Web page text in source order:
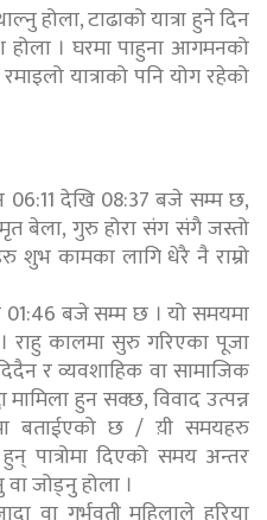
होला, टाढाको यात्रा हुने दिन
। घरमा पाहुना आगमनको
यात्राको पनि योग रहेको
06:11 देखि 08:37 बजे सम्म छ,
बेला, गुरु होरा संग संगै जस्तो
शुभ कामका लागि धेरै नै राम्रो
01:46 बजे सम्म छ । यो समयमा
राहु कालमा सुरु गरिएका पूजा
र व्यवशाहिक वा सामाजिक
हुन सक्छ, विवाद उत्पन्न
बताईएको छ / य़ी समयहरु
पात्रोमा दिएको समय अन्तर
वा जोड्नु होला ।